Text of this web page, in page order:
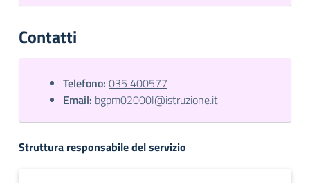
Contatti
Telefono: 035 400577
Email: bgpm02000l@istruzione.it
Struttura responsabile del servizio